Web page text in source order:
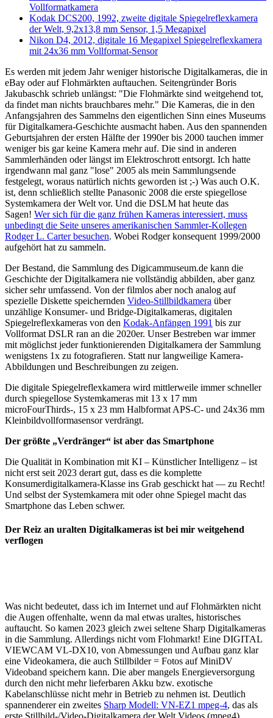
Vollformatkamera
Kodak DCS200, 1992, zweite digitale Spiegelreflexkamera
der Welt, 9,2x13,8 mm Sensor, 1,5 Megapixel
Nikon D4, 2012, digitale 16 Megapixel Spiegelreflexkamera
mit 24x36 mm Vollformat-Sensor
Es werden mit jedem Jahr weniger historische Digitalkameras, die in
eBay oder auf Flohmärkten auftauchen. Seitengründer Boris
Jakubaschk schrieb unlängst: "Die Flohmärkte sind weitgehend tot,
da findet man nichts brauchbares mehr." Die Kameras, die in den
Anfangsjahren des Sammelns den eigentlichen Sinn eines Museums
für Digitalkamera-Geschichte ausmacht haben. Aus den spannenden
Geburtsjahren der ersten Hälfte der 1990er bis 2000 tauchen immer
weniger bis gar keine Kamera mehr auf. Die sind in anderen
Sammlerhänden oder längst im Elektroschrott entsorgt. Ich hatte
irgendwann mal ganz "lose" 2005 als mein Sammlungsende
festgelegt, woraus natürlich nichts geworden ist ;-) Was auch O.K.
ist, denn schließlich stellte Panasonic 2008 die erste spiegellose
Systemkamera der Welt vor. Und die DSLM hat heute das
Sagen! Wer sich für die ganz frühen Kameras interessiert, muss
unbedingt die Seite unseres amerikanischen Sammler-Kollegen
Rodger L. Carter besuchen. Wobei Rodger konsequent 1999/2000
aufgehört hat zu sammeln.
Der Bestand, die Sammlung des Digicammuseum.de kann die
Geschichte der Digitalkamera nie vollständig abbilden, aber ganz
sicher sehr umfassend. Von der filmlos aber noch analog auf
spezielle Diskette speichernden Video-Stillbildkamera über
unzählige Konsumer- und Bridge-Digitalkameras, digitalen
Spiegelreflexkameras von den Kodak-Anfängen 1991 bis zur
Vollformat DSLR ran an die 2020er. Unser Bestreben war immer
mit möglichst jeder funktionierenden Digitalkamera der Sammlung
wenigstens 1x zu fotografieren. Statt nur langweilige Kamera-
Abbildungen und Beschreibungen zu zeigen.
Die digitale Spiegelreflexkamera wird mittlerweile immer schneller
durch spiegellose Systemkameras mit 13 x 17 mm
microFourThirds-, 15 x 23 mm Halbformat APS-C- und 24x36 mm
Kleinbildvollformasensor verdrängt.
Der größte „Verdränger“ ist aber das Smartphone
Die Qualität in Kombination mit KI – Künstlicher Intelligenz – ist
nicht erst seit 2023 derart gut, dass es die komplette
Konsumerdigitalkamera-Klasse ins Grab geschickt hat — zu Recht!
Und selbst der Systemkamera mit oder ohne Spiegel macht das
Smartphone das Leben schwer.
Der Reiz an uralten Digitalkameras ist bei mir weitgehend
verflogen
Was nicht bedeutet, dass ich im Internet und auf Flohmärkten nicht
die Augen offenhalte, wenn da mal etwas uraltes, historisches
auftaucht. So kamen 2023 gleich zwei seltene Sharp Digitalkameras
in die Sammlung. Allerdings nicht vom Flohmarkt! Eine DIGITAL
VIEWCAM VL-DX10, von Abmessungen und Aufbau ganz klar
eine Videokamera, die auch Stillbilder = Fotos auf MiniDV
Videoband speichern kann. Die aber mangels Energieversorgung
durch den nicht mehr lieferbaren Akku bzw. exotische
Kabelanschlüsse nicht mehr in Betrieb zu nehmen ist. Deutlich
spannenderer ein zweites Sharp Modell: VN-EZ1 mpeg-4, das als
erste Stillbild-/Video-Digitalkamera der Welt Videos (mpeg4)